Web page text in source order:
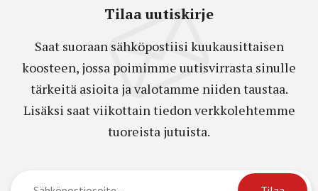
Tilaa uutiskirje
Saat suoraan sähköpostiisi kuukausittaisen
koosteen, jossa poimimme uutisvirrasta sinulle
tärkeitä asioita ja valotamme niiden taustaa.
Lisäksi saat viikottain tiedon verkkolehtemme
tuoreista jutuista.